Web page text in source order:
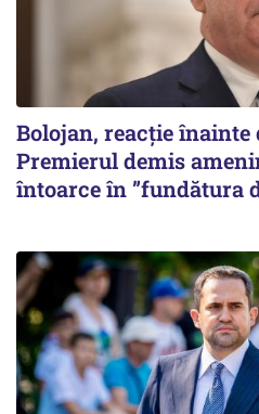
Bolojan, reacție înainte
Premierul demis
întoarce în ”fundătura